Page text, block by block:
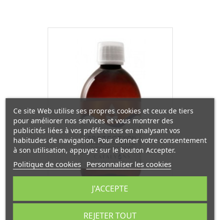
Ce site Web utilise ses propres cookies et ceux de tiers
pour améliorer nos services et vous montrer des
publicités liées à vos préférences en analysant vos
habitudes de navigation. Pour donner votre consentement
à son utilisation, appuyez sur le bouton Accepter.
Politique de cookies Personnaliser les cookies
REJETER TOUT
J'ACCEPTE